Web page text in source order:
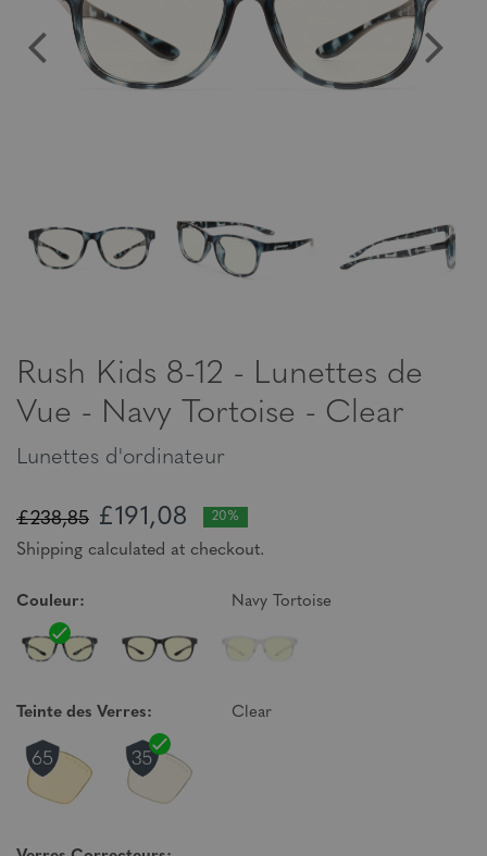
Rush Kids 8-12 - Lunettes de
Vue - Navy Tortoise - Clear
Lunettes d'ordinateur
£238,85 £191,08 20%
Shipping calculated at checkout.
Couleur: Navy Tortoise
Teinte des Verres: Clear